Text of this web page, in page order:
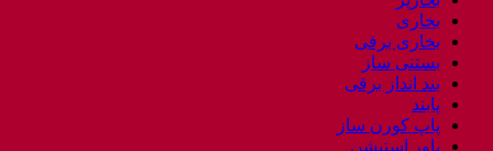
بخاری
بخاری برقی
بستنی ساز
بند انداز برقی
پابند
پاپ کورن ساز
پاور استیشن